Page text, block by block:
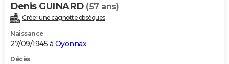
Denis GUINARD (57 ans)
Créer une cagnotte obsèques
Naissance
27/09/1945 à Oyonnax
Décès